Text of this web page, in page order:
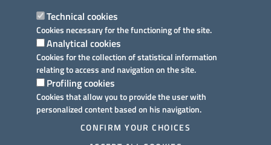
Technical cookies
Cookies necessary for the functioning of the site.
Analytical cookies
Cookies for the collection of statistical information
relating to access and navigation on the site.
Profiling cookies
Cookies that allow you to provide the user with
personalized content based on his navigation.
CONFIRM YOUR CHOICES
Dichiarazione di accessibilità
Note legali
Domande frequenti
Richiesta assistenza
Prenotazione appuntamento